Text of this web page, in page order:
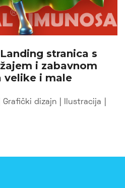
stranica s
i zabavnom
velike i male
Grafički dizajn Ilustracija